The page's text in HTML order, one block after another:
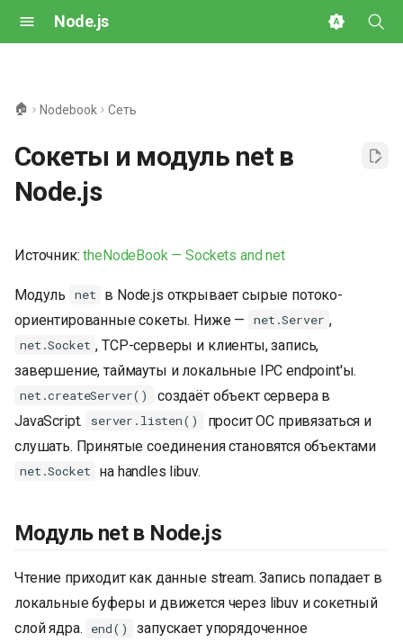
Node.js
ц
и
л
и
з
а
и
я
с
к
🏠 Nodebook Сеть
Сокеты и модуль net в
Node.js
Источник:theNodeBook — Sockets and net
Модуль net
в Node.js открывает сырые потоко-
ориентированные сокеты. Ниже —
net.Server ,
net.Socket , TCP-серверы и клиенты, запись,
завершение, таймауты и локальные IPC endpoint'ы.
net.createServer()
создаёт объект сервера в
JavaScript.
server.listen()
просит ОС привязаться и
слушать. Принятые соединения становятся объектами
net.Socket на handles libuv.
Модуль net в Node.js
Чтение приходит как данные stream. Запись попадает в
локальные буферы и движется через libuv и сокетный
слой ядра.
end()
запускает упорядоченное